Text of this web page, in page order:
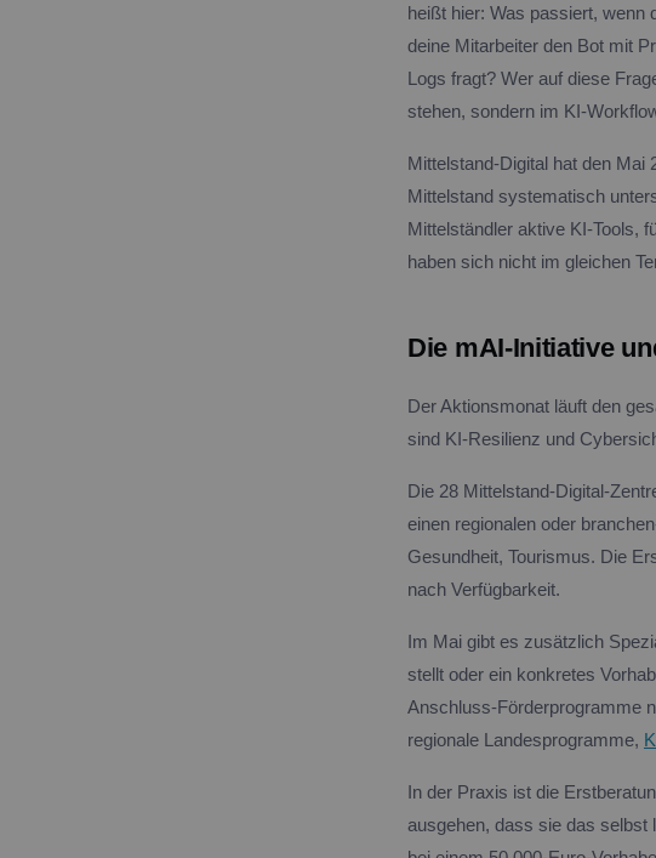
heißt hier: Was passiert, wenn
deine Mitarbeiter den Bot mit
Logs fragt? Wer auf diese
stehen, sondern im KI-
Mittelstand-Digital hat den
Mittelstand systematisch
Mittelständler aktive KI-Tools,
haben sich nicht im gleichen
Die mAI-Initiative
Der Aktionsmonat läuft den
sind KI-Resilienz und
Die 28 Mittelstand-Digital-
einen regionalen oder
Gesundheit, Tourismus. Die
nach Verfügbarkeit.
Im Mai gibt es zusätzlich
stellt oder ein konkretes
Anschluss-Förderprogramme
regionale Landesprogramme,
In der Praxis ist die
ausgehen, dass sie das selbst